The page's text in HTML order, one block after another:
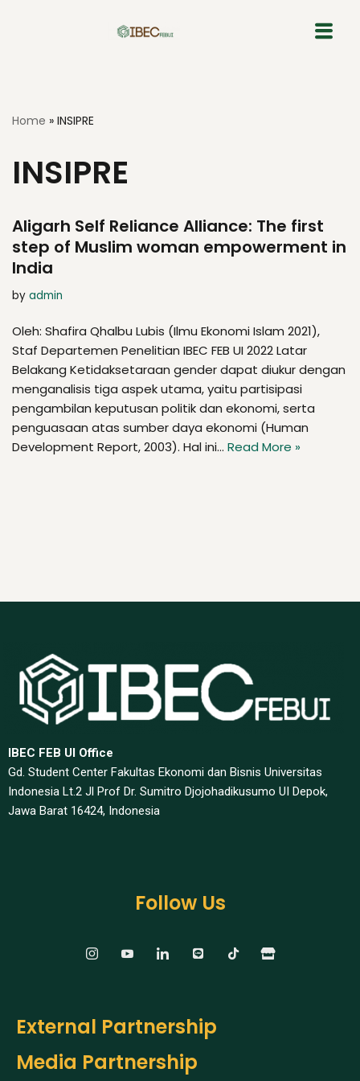
Home » INSIPRE
INSIPRE
Aligarh Self Reliance Alliance: The first
step of Muslim woman empowerment in
India
by admin
Oleh: Shafira Qhalbu Lubis (Ilmu Ekonomi Islam 2021),
Staf Departemen Penelitian IBEC FEB UI 2022 Latar
Belakang Ketidaksetaraan gender dapat diukur dengan
menganalisis tiga aspek utama, yaitu partisipasi
pengambilan keputusan politik dan ekonomi, serta
penguasaan atas sumber daya ekonomi (Human
Development Report, 2003). Hal ini… Read More »
IBEC FEB UI Office
Gd. Student Center Fakultas Ekonomi dan Bisnis Universitas
Indonesia Lt.2 Jl Prof Dr. Sumitro Djojohadikusumo UI Depok,
Jawa Barat 16424, Indonesia​
Follow Us
External Partnership
Media Partnership